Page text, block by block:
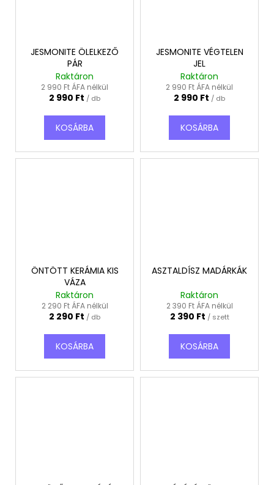
JESMONITE ÖLELKEZŐ
PÁR
Raktáron
2 990 Ft ÁFA nélkül
2 990 Ft / db
KOSÁRBA
JESMONITE VÉGTELEN
JEL
Raktáron
2 990 Ft ÁFA nélkül
2 990 Ft / db
KOSÁRBA
ÖNTÖTT KERÁMIA KIS
VÁZA
Raktáron
2 290 Ft ÁFA nélkül
2 290 Ft / db
KOSÁRBA
ASZTALDÍSZ MADÁRKÁK
Raktáron
2 390 Ft ÁFA nélkül
2 390 Ft / szett
KOSÁRBA